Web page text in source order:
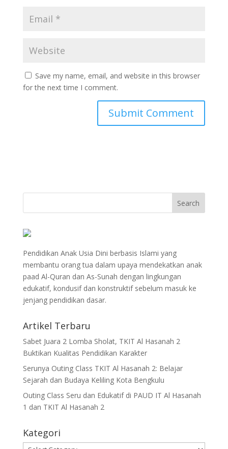
Save my name, email, and website in this browser
for the next time I comment.
Pendidikan Anak Usia Dini berbasis Islami yang
membantu orang tua dalam upaya mendekatkan anak
paad Al-Quran dan As-Sunah dengan lingkungan
edukatif, kondusif dan konstruktif sebelum masuk ke
jenjang pendidikan dasar.
Artikel Terbaru
Sabet Juara 2 Lomba Sholat, TKIT Al Hasanah 2
Buktikan Kualitas Pendidikan Karakter
Serunya Outing Class TKIT Al Hasanah 2: Belajar
Sejarah dan Budaya Keliling Kota Bengkulu
Outing Class Seru dan Edukatif di PAUD IT Al Hasanah
1 dan TKIT Al Hasanah 2
Kategori